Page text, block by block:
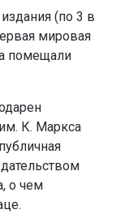
(по 3 в
мировая
помещали
К. Маркса
о чем